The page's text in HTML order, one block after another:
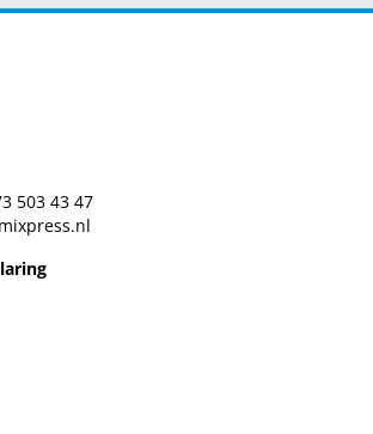
503 43 47